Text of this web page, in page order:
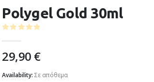
Polygel Gold 30ml
29,90 €
Availability: Σε απόθεμα